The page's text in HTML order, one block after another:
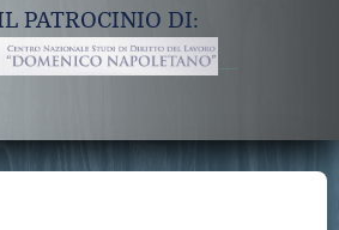
PATROCINIO DI: